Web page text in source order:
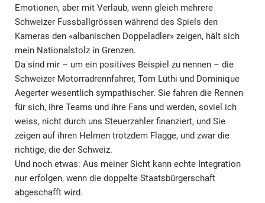
Emotionen, aber mit Verlaub, wenn gleich mehrere
Schweizer Fussballgrössen während des Spiels den
Kameras den «albanischen Doppeladler» zeigen, hält sich
mein Nationalstolz in Grenzen.
Da sind mir – um ein positives Beispiel zu nennen – die
Schweizer Motorradrennfahrer, Tom Lüthi und Dominique
Aegerter wesentlich sympathischer. Sie fahren die Rennen
für sich, ihre Teams und ihre Fans und werden, soviel ich
weiss, nicht durch uns Steuerzahler finanziert, und Sie
zeigen auf ihren Helmen trotzdem Flagge, und zwar die
richtige, die der Schweiz.
Und noch etwas: Aus meiner Sicht kann echte Integration
nur erfolgen, wenn die doppelte Staatsbürgerschaft
abgeschafft wird.